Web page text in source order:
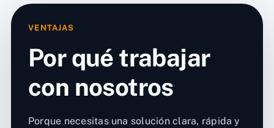
VENTAJAS
Por qué trabajar
con nosotros
Porque necesitas una solución clara, rápida y